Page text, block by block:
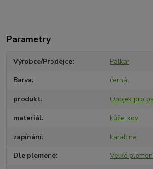
Parametry
Výrobce/Prodejce Palkar
Barva černá
produkt Obojek pro
materiál kůže, kov
zapínání karabina
Dle plemene Velké